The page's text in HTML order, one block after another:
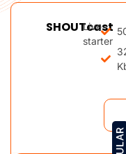
SHOUTcast
Live
starter